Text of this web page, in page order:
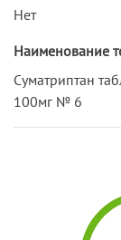
Нет
Наименование
Суматриптан
100мг № 6